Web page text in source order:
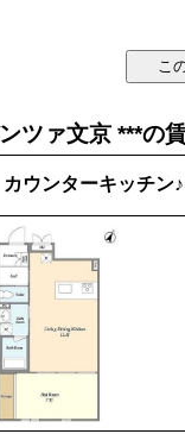
ツァ文京 ***の
ウンターキッチン♪